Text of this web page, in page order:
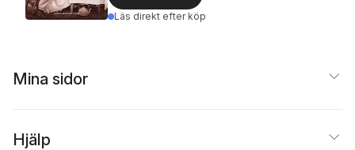
Läs direkt efter köp
Mina sidor
Hjälp